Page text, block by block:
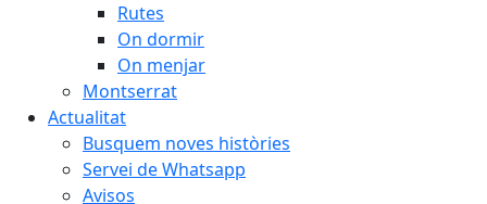
Rutes
On dormir
On menjar
Montserrat
Actualitat
Busquem noves històries
Servei de Whatsapp
Avisos